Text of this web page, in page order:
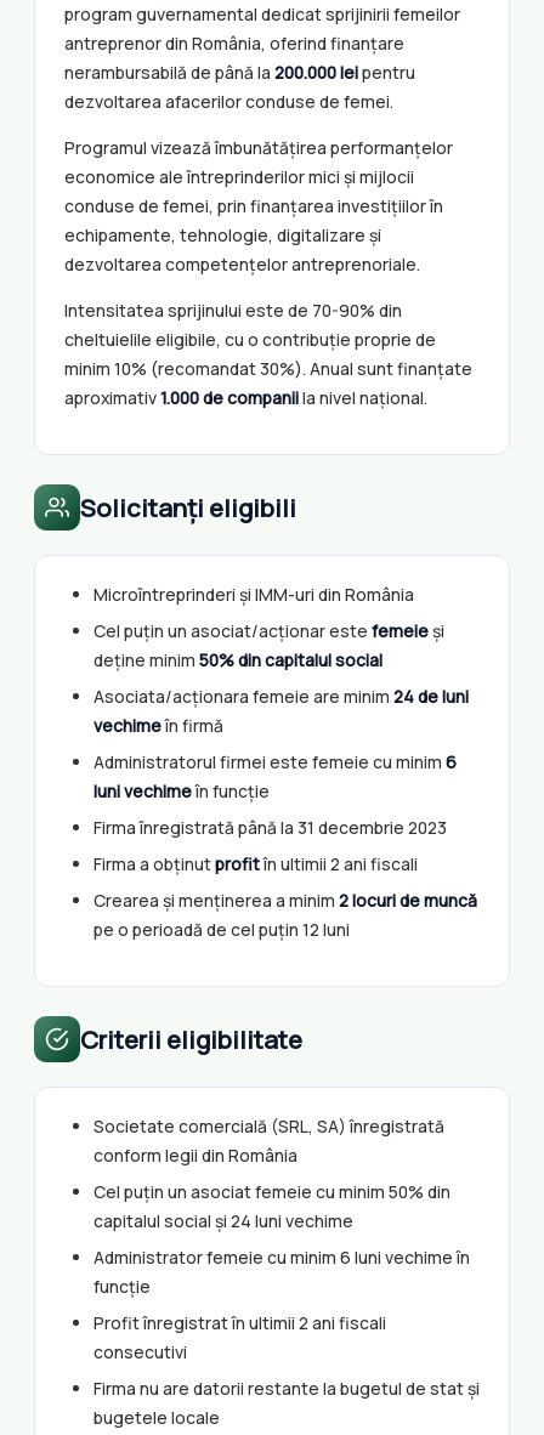
program guvernamental dedicat sprijinirii femeilor
antreprenor din România, oferind finanțare
nerambursabilă de până la 200.000 leipentru
dezvoltarea afacerilor conduse de femei.
Programul vizează îmbunătățirea performanțelor
economice ale întreprinderilor mici și mijlocii
conduse de femei, prin finanțarea investițiilor în
echipamente, tehnologie, digitalizare și
dezvoltarea competențelor antreprenoriale.
Intensitatea sprijinului este de 70-90% din
cheltuielile eligibile, cu o contribuție proprie de
minim 10% (recomandat 30%). Anual sunt finanțate
aproximativ1.000 de companiila nivel național.
Solicitanți eligibili
Microîntreprinderi și IMM-uri din România
Cel puțin un asociat/acționar este femeieși
deține minim 50% din capitalul social
Asociata/acționara femeie are minim 24 de luni
vechimeîn firmă
Administratorul firmei este femeie cu minim 6
luni vechimeîn funcție
Firma înregistrată până la 31 decembrie 2023
Firma a obținutprofitîn ultimii 2 ani fiscali
Crearea și menținerea a minim 2 locuri de muncă
pe o perioadă de cel puțin 12 luni
Criterii eligibilitate
Societate comercială (SRL, SA) înregistrată
conform legii din România
Cel puțin un asociat femeie cu minim 50% din
capitalul social și 24 luni vechime
Administrator femeie cu minim 6 luni vechime în
funcție
Profit înregistrat în ultimii 2 ani fiscali
consecutivi
Firma nu are datorii restante la bugetul de stat și
bugetele locale